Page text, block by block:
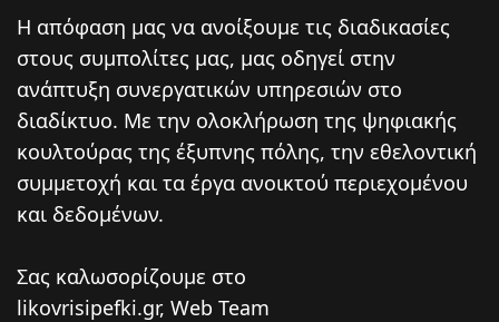
Η απόφαση μας να ανοίξουμε τις διαδικασίες
στους συμπολίτες μας, μας οδηγεί στην
ανάπτυξη συνεργατικών υπηρεσιών στο
διαδίκτυο. Mε την ολοκλήρωση της ψηφιακής
κουλτούρας της έξυπνης πόλης, την εθελοντική
συμμετοχή και τα έργα ανοικτού περιεχομένου
και δεδομένων.
Σας καλωσορίζουμε στο
likovrisipefki.gr, Web Team